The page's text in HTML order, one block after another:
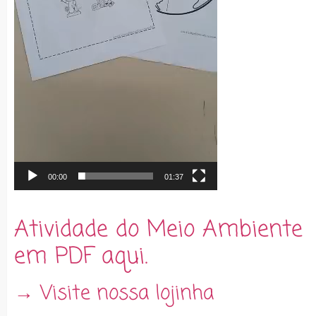
00:00 01:37
Atividade do Meio Ambiente
em PDF aqui.
→ Visite nossa lojinha